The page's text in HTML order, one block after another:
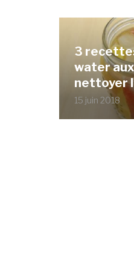
3
water
nettoyer
15 juin 2018